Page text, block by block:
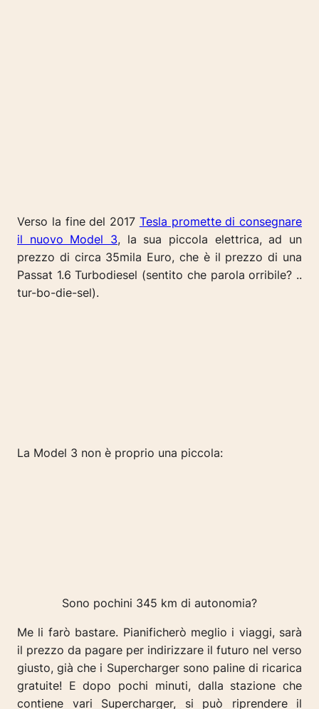
Verso la fine del 2017 Tesla promette di consegnare
il nuovo Model 3, la sua piccola elettrica, ad un
prezzo di circa 35mila Euro, che è il prezzo di una
Passat 1.6 Turbodiesel (sentito che parola orribile? ..
tur-bo-die-sel).
La Model 3 non è proprio una piccola:
Sono pochini 345 km di autonomia?
Me li farò bastare. Pianificherò meglio i viaggi, sarà
il prezzo da pagare per indirizzare il futuro nel verso
giusto, già che i Supercharger sono paline di ricarica
gratuite! E dopo pochi minuti, dalla stazione che
contiene vari Supercharger, si può riprendere il